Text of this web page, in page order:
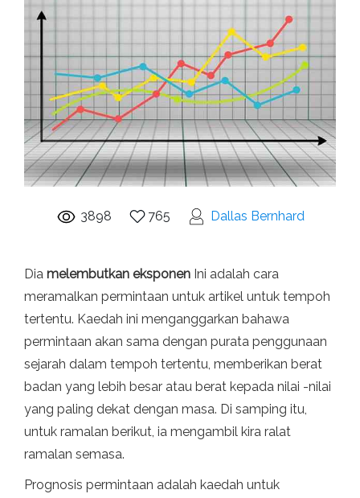
3898 765 Dallas Bernhard
Dia melembutkan eksponen Ini adalah cara
meramalkan permintaan untuk artikel untuk tempoh
tertentu. Kaedah ini menganggarkan bahawa
permintaan akan sama dengan purata penggunaan
sejarah dalam tempoh tertentu, memberikan berat
badan yang lebih besar atau berat kepada nilai -nilai
yang paling dekat dengan masa. Di samping itu,
untuk ramalan berikut, ia mengambil kira ralat
ramalan semasa.
Prognosis permintaan adalah kaedah untuk